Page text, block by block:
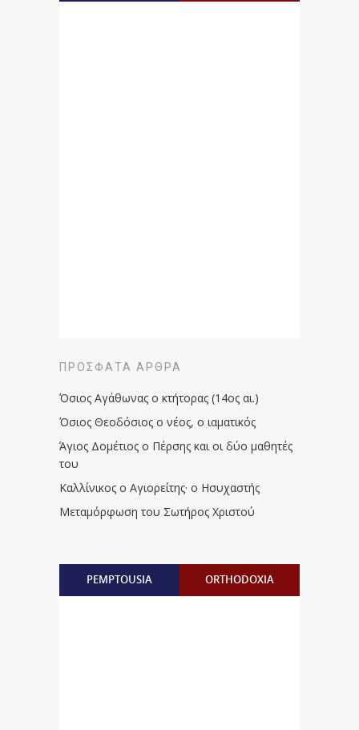
ΠΡΌΣΦΑΤΑ ΆΡΘΡΑ
Όσιος Αγάθωνας ο κτήτορας (14ος αι.)
Όσιος Θεοδόσιος ο νέος, ο ιαματικός
Άγιος Δομέτιος ο Πέρσης και οι δύο μαθητές
του
Καλλίνικος ο Αγιορείτης · ο Ησυχαστής
Μεταμόρφωση του Σωτήρος Χριστού
PEMPTOUSIA ORTHODOXIA